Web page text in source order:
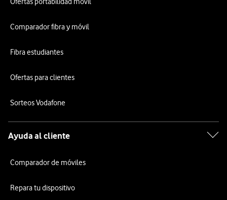
Comparador fibra y móvil
Fibra estudiantes
Ofertas para clientes
Sorteos Vodafone
Ayuda al cliente
Comparador de móviles
Repara tu dispositivo